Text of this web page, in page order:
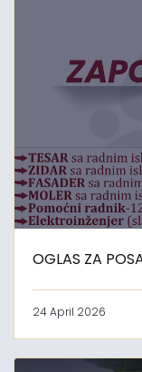
OGLAS ZA
24 April 2026